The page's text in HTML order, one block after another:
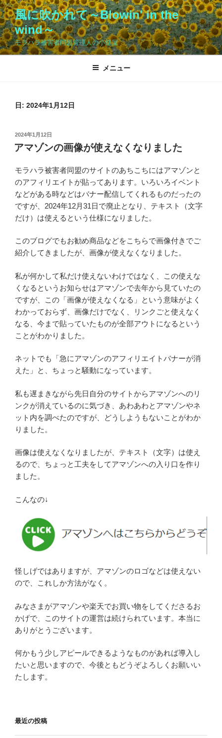
コ
ン
テ
ン
ツ
風に吹かれて～Blowin' in the
wind～
モラハラ被害者同盟管理人の小部屋
メニュー
日: 2024年1月12日
投
稿
日:
2024年1月12日
アマゾンの画像が使えなくなりました
モラハラ被害者同盟のサイトのあちこちにはアマゾンと
のアフィリエイトが貼ってあります。いろいろイベント
などがある時などはバナー配信してくれるものだったの
ですが、2024年12月31日で廃止となり、テキスト（文字
だけ）は使えるという仕様になりました。
このブログでもお勧め商品などをこちらで画像付きでご
紹介してきましたが、画像が使えなくなりました。
私が何かして私だけ使えないわけではなく、この使えな
くなるというお知らせはアマゾンで去年から見ていたの
ですが、この「画像が使えなくなる」という意味がよく
わかっておらず、画像だけでなく、リンクごと使えなく
なる、今まで貼っていたものが全部アウトになるという
ことがわかりました。
ネットでも「急にアマゾンのアフィリエイトバナーが消
えた」と、ちょっと騒動になっています。
私も遅まきながら先日自分のサイトからアマゾンへのリ
ンクが消えているのに気づき、あわあわとアマゾンやネ
ット内を調べたのですが、どうしようもないことがわか
りました。
画像は使えなくなりましたが、テキスト（文字）は使え
るので、ちょっと工夫をしてアマゾンへの入り口を作り
ました。
こんなの↓
怪しげではありますが、アマゾンのロゴなどは使えない
ので、これしか方法がなく。
みなさまがアマゾンや楽天でお買い物をしてくださるお
かげで、このサイトの運営は続けられています。本当に
ありがとうございます。
何かもう少しアピールできるようなものがあれば導入し
たいと思いますので、今後ともどうぞよろしくお願いい
たします。
最近の投稿